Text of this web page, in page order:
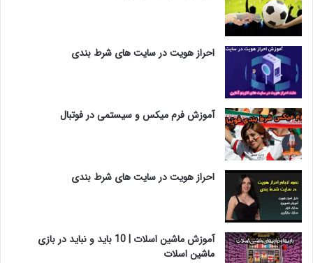
احراز هویت در سایت های شرط بندی
آموزش فرم میکس و سیستمی در فوتبال
احراز هویت در سایت های شرط بندی
آموزش ماشین اسلات | 10 باید و نباید در بازی
ماشین اسلات